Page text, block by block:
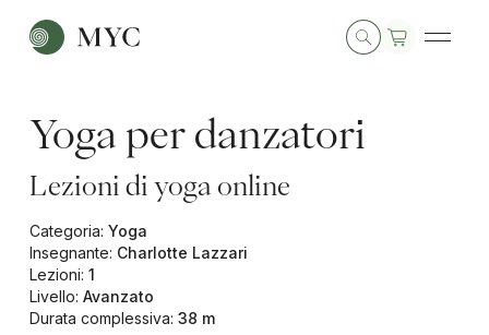
Yoga per danzatori
Lezioni di yoga online
Categoria: Yoga
Insegnante: Charlotte Lazzari
Lezioni: 1
Livello: Avanzato
Durata complessiva: 38 m